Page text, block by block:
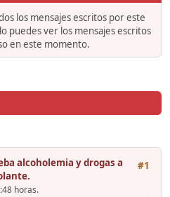
los mensajes escritos por este
puedes ver los mensajes escritos
en este momento.
#1
alcoholemia y drogas a
horas.